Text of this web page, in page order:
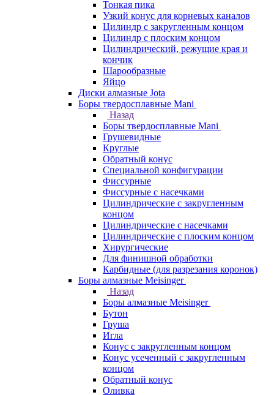
Тонкая пика
Узкий конус для корневых каналов
Цилиндр с закругленным концом
Цилиндр с плоским концом
Цилиндрический, режущие края и
кончик
Шарообразные
Яйцо
Диски алмазные Jota
Боры твердосплавные Mani
Назад
Боры твердосплавные Mani
Грушевидные
Круглые
Обратный конус
Специальной конфигурации
Фиссурные
Фиссурные с насечками
Цилиндрические с закругленным
концом
Цилиндрические с насечками
Цилиндрические с плоским концом
Хирургические
Для финишной обработки
Карбидные (для разрезания коронок)
Боры алмазные Meisinger
Назад
Боры алмазные Meisinger
Бутон
Груша
Игла
Конус c закругленным концом
Конус усеченный c закругленным
концом
Обратный конус
Оливка